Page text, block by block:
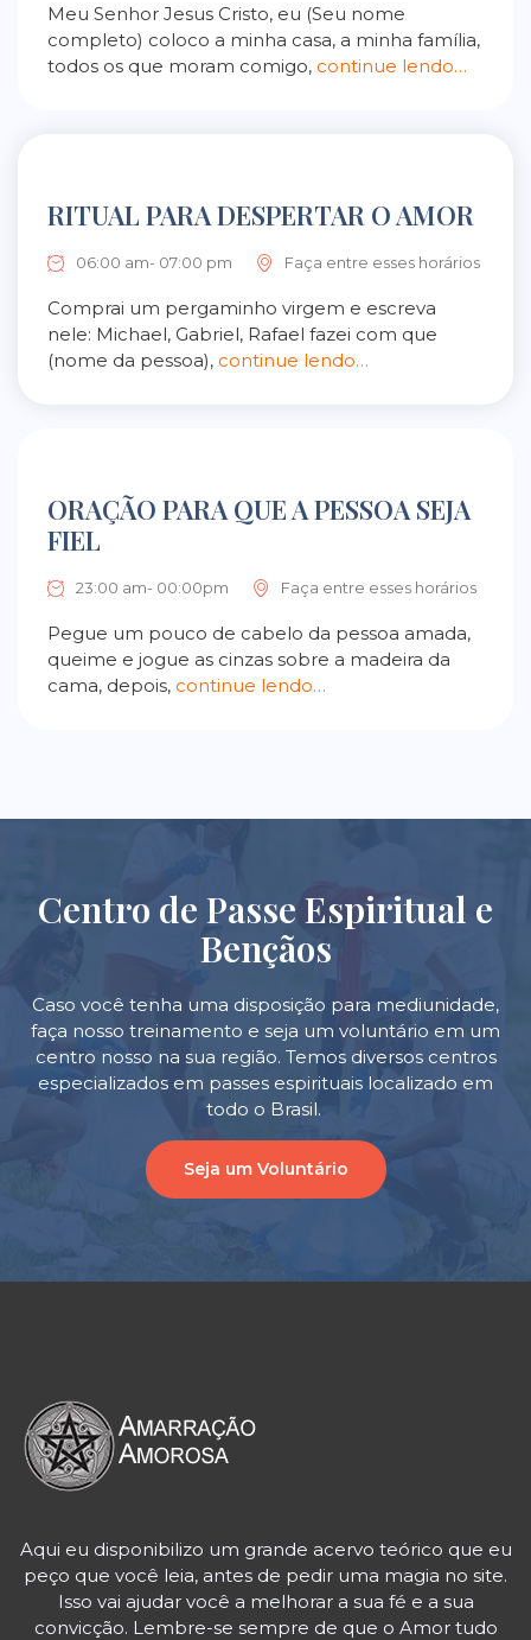
Meu Senhor Jesus Cristo, eu (Seu nome
completo) coloco a minha casa, a minha família,
todos os que moram comigo, continue lendo…
RITUAL PARA DESPERTAR O AMOR
06:00 am- 07:00 pm Faça entre esses horários
Comprai um pergaminho virgem e escreva
nele: Michael, Gabriel, Rafael fazei com que
(nome da pessoa), continue lendo…
ORAÇÃO PARA QUE A PESSOA SEJA
FIEL
23:00 am- 00:00pm Faça entre esses horários
Pegue um pouco de cabelo da pessoa amada,
queime e jogue as cinzas sobre a madeira da
cama, depois, continue lendo…
Centro de Passe Espiritual e
Bençãos
Caso você tenha uma disposição para mediunidade,
faça nosso treinamento e seja um voluntário em um
centro nosso na sua região. Temos diversos centros
especializados em passes espirituais localizado em
todo o Brasil.
Seja um Voluntário
Aqui eu disponibilizo um grande acervo teórico que eu
peço que você leia, antes de pedir uma magia no site.
Isso vai ajudar você a melhorar a sua fé e a sua
convicção. Lembre-se sempre de que o Amor tudo